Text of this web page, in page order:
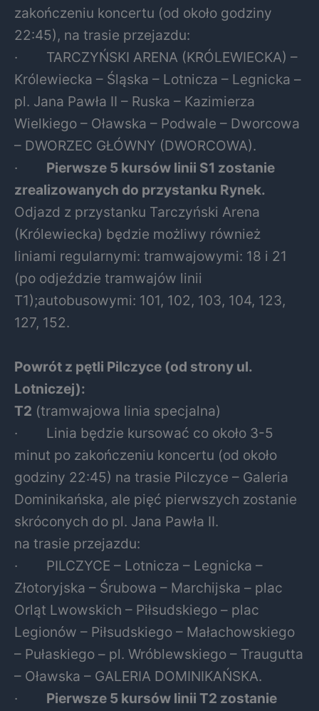
zakończeniu koncertu (od około godziny
22:45), na trasie przejazdu:
· TARCZYŃSKI ARENA (KRÓLEWIECKA) –
Królewiecka – Śląska – Lotnicza – Legnicka –
pl. Jana Pawła II – Ruska – Kazimierza
Wielkiego – Oławska – Podwale – Dworcowa
– DWORZEC GŁÓWNY (DWORCOWA).
· Pierwsze 5 kursów linii S1 zostanie
zrealizowanych do przystanku Rynek.
Odjazd z przystanku Tarczyński Arena
(Królewiecka) będzie możliwy również
liniami regularnymi: tramwajowymi: 18 i 21
(po odjeździe tramwajów linii
T1);autobusowymi: 101, 102, 103, 104, 123,
127, 152.
Powrót z pętli Pilczyce (od strony ul.
Lotniczej):
T2 (tramwajowa linia specjalna)
· Linia będzie kursować co około 3-5
minut po zakończeniu koncertu (od około
godziny 22:45) na trasie Pilczyce – Galeria
Dominikańska, ale pięć pierwszych zostanie
skróconych do pl. Jana Pawła II.
na trasie przejazdu:
· PILCZYCE – Lotnicza – Legnicka –
Złotoryjska – Śrubowa – Marchijska – plac
Orląt Lwowskich – Piłsudskiego – plac
Legionów – Piłsudskiego – Małachowskiego
– Pułaskiego – pl. Wróblewskiego – Traugutta
– Oławska – GALERIA DOMINIKAŃSKA.
· Pierwsze 5 kursów linii T2 zostanie